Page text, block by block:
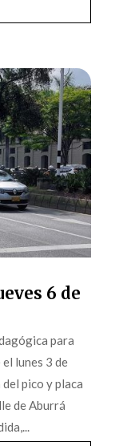
6 de
para
lunes 3 de
pico y placa
de Aburrá